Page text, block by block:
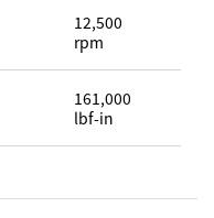
12,500
rpm
161,000
lbf-in